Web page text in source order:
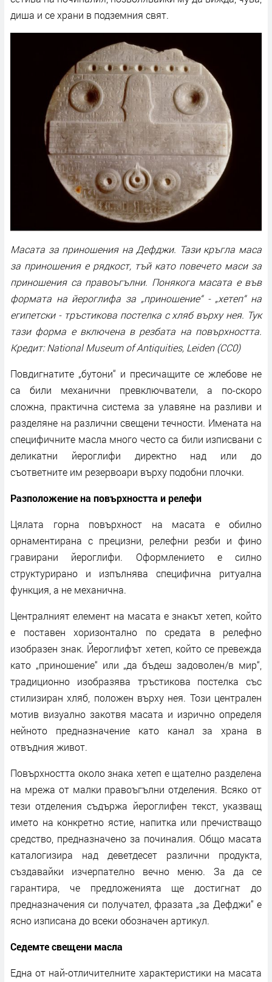
диша и се храни в подземния свят.
Масата за приношения на Дефджи. Тази кръгла маса
за приношения е рядкост, тъй като повечето маси за
приношения са правоъгълни. Понякога масата е във
формата на йероглифа за „приношение“ - „хетеп“ на
египетски - тръстикова постелка с хляб върху нея. Тук
тази форма е включена в резбата на повърхността.
Кредит: National Museum of Antiquities, Leiden (CC0)
Повдигнатите „бутони“ и пресичащите се жлебове не
са били механични превключватели, а по-скоро
сложна, практична система за улавяне на разливи и
разделяне на различни свещени течности. Имената на
специфичните масла много често са били изписвани с
деликатни йероглифи директно над или до
съответните им резервоари върху подобни плочки.
Разположение на повърхността и релефи
Цялата горна повърхност на масата е обилно
орнаментирана с прецизни, релефни резби и фино
гравирани йероглифи. Оформлението е силно
структурирано и изпълнява специфична ритуална
функция, а не механична.
Централният елемент на масата е знакът хетеп, който
е поставен хоризонтално по средата в релефно
изобразен знак. Йероглифът хетеп, който се превежда
като „приношение“ или „да бъдеш задоволен/в мир“,
традиционно изобразява тръстикова постелка със
стилизиран хляб, положен върху нея. Този централен
мотив визуално закотвя масата и изрично определя
нейното предназначение като канал за храна в
отвъдния живот.
Повърхността около знака хетеп е щателно разделена
на мрежа от малки правоъгълни отделения. Всяко от
тези отделения съдържа йероглифен текст, указващ
името на конкретно ястие, напитка или пречистващо
средство, предназначено за починалия. Общо масата
каталогизира над деветдесет различни продукта,
създавайки изчерпателно вечно меню. За да се
гарантира, че предложенията ще достигнат до
предназначения си получател, фразата „за Дефджи“ е
ясно изписана до всеки обозначен артикул.
Седемте свещени масла
Една от най-отличителните характеристики на масата